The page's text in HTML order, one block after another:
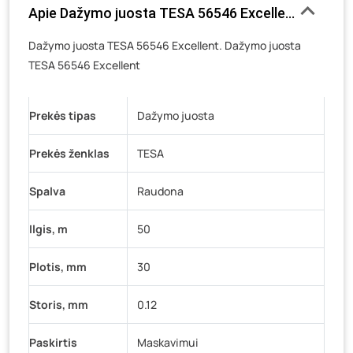
Veteranų g. 11, Visaginas- 0 vienetų
Baravykų g. 1, Druskininkai- 0 vienetų
Vilniaus g. 89D, Ukmergė
K. Donelaičio g. 17, Rokiškis
Šaltupės g. 64, Zarasai - 0 vienetų
Apie Dažymo juosta TESA 56546 Excellent, 30mm
Dažymo juosta TESA 56546 Excellent. Dažymo juosta
TESA 56546 Excellent
Prekės tipas Dažymo juosta
Prekės ženklas TESA
Spalva Raudona
Ilgis, m 50
Plotis, mm 30
Storis, mm 0.12
Paskirtis Maskavimui